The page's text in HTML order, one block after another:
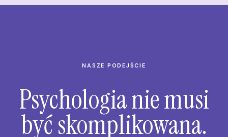
NASZE PODEJŚCIE
Psychologia nie musi
być skomplikowana.